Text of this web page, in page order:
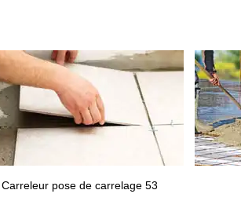
Carreleur pose de carrelage 53